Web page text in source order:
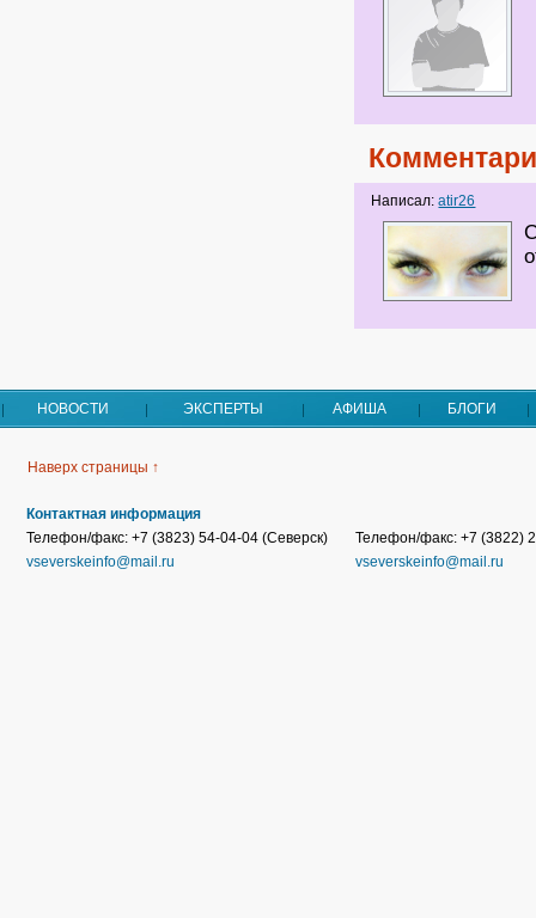
Написал:atir26
НОВОСТИ ЭКСПЕРТЫ АФИША БЛОГИ
Наверх страницы ↑
Контактная информация
Телефон/факс: +7 (3823) 54-04-04 (Северск)
vseverskeinfo@mail.ru
Телефон/факс: +7 (3822)
vseverskeinfo@mail.ru